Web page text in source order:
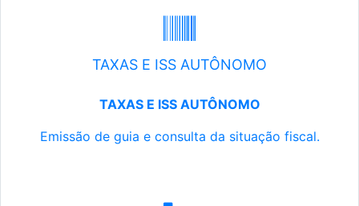
TAXAS E ISS AUTÔNOMO
TAXAS E ISS AUTÔNOMO
Emissão de guia e consulta da situação fiscal.